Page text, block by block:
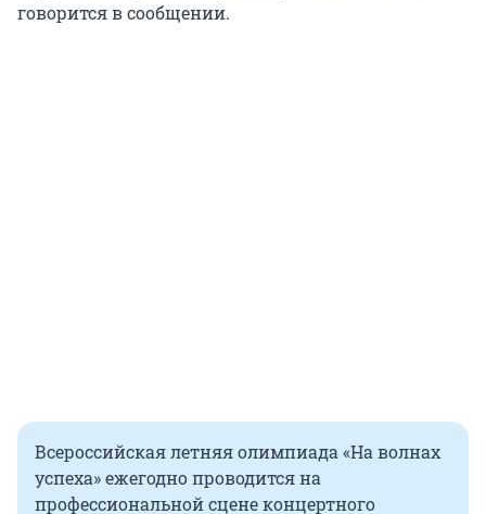
говорится в сообщении.
Всероссийская летняя олимпиада «На волнах
успеха» ежегодно проводится на
профессиональной сцене концертного